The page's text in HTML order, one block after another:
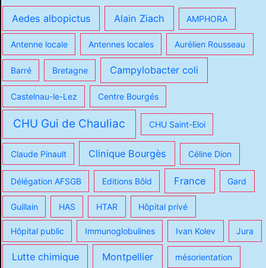
Aedes albopictus Alain Ziach AMPHORA
Antenne locale Antennes locales Aurélien Rousseau
Barré Bretagne Campylobacter coli
Castelnau-le-Lez Centre Bourgés
CHU Gui de Chauliac CHU Saint-Eloi
Claude Pinault Clinique Bourgès Céline Dion
Délégation AFSGB Editions Bôld France Gard
Guillain HAS HTAR Hôpital privé
Hôpital public Immunoglobulines Ivan Kolev Jura
Lutte chimique Montpellier mésorientation